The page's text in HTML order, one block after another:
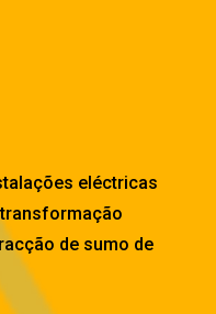
eléctricas
de sumo de